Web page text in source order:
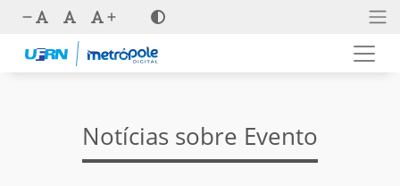
Notícias sobre Evento